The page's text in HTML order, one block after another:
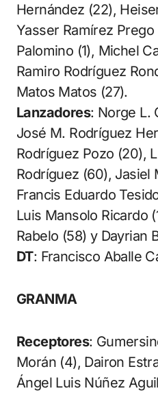
Hernández (22),
Yasser Ramírez
Palomino (1), Michel
Ramiro Rodríguez
Matos Matos (27).
Lanzadores: Norge L.
José M. Rodríguez
Rodríguez Pozo (20),
Rodríguez (60), Jasiel
Francis Eduardo
Luis Mansolo Ricardo
Rabelo (58) y Dayrian
DT: Francisco Aballe
GRANMA
Receptores:
Morán (4), Dairon
Ángel Luis Núñez